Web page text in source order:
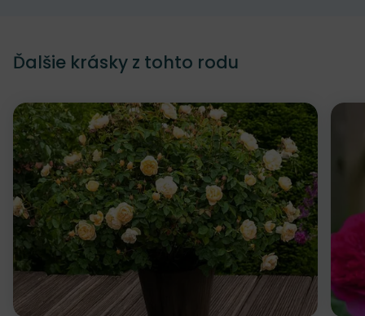
Ďalšie krásky z tohto rodu